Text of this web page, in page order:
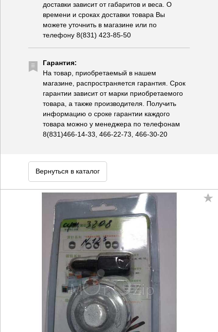
доставки зависит от габаритов и веса. О
времени и сроках доставки товара Вы
можете уточнить в магазине или по
телефону 8(831) 423-85-50
Гарантия:
На товар, приобретаемый в нашем
магазине, распространяется гарантия. Срок
гарантии зависит от марки приобретаемого
товара, а также производителя. Получить
информацию о сроке гарантии каждого
товара можно у менеджера по телефонам
8(831)466-14-33, 466-22-73, 466-30-20
Вернуться в каталог